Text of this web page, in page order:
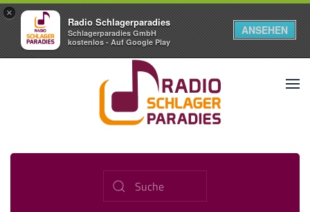
×
Radio Schlagerparadies
Schlagerparadies GmbH
kostenlos - Auf Google Play
ANSEHEN